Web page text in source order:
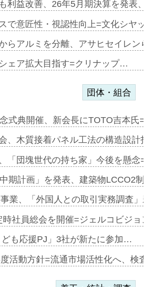
利益改善、26年5月期決算を発表
で意匠性・視認性向上=文化シヤ
らアルミを分離、アサヒセイレ
ェア拡大目指す=クリナップ…
団体・組合
式典開催、新会長にTOTO吉本氏
、木質接着パネル工法の構造設
「団塊世代の持ち家」今後を懸
期計画」を発表、建築物LCCO2
業、「外国人との取引実務調査
時社員総会を開催=ジェルコビジ
も応援PJ」3社が新たに参加…
活動方針=流通市場活性化へ、検